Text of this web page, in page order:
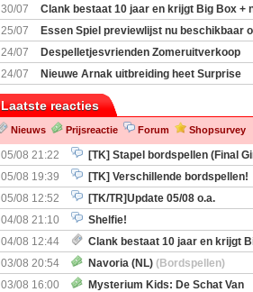
30/07
Clank bestaat 10 jaar en krijgt Big Box +
uitbreiding
25/07
Essen Spiel previewlijst nu beschikbaar
Boardgamegeek
24/07
Despelletjesvrienden Zomeruitverkoop
weekend van start
24/07
Nieuwe Arnak uitbreiding heet Surprise
Laatste reacties
Nieuws Prijsreactie Forum Shopsurvey
05/08 21:22
[TK] Stapel bordspellen (Final
Nemesis Retaliation, Zombicide Invader)
05/08 19:39
[TK] Verschillende bordspellen!
05/08 12:52
[TK/TR]Update 05/08 o.a.
Prijsverlagingen, Imperium Horizons, 20 Strong
04/08 21:10
Shelfie!
04/08 12:44
Clank bestaat 10 jaar en krijgt
+ nieuwe uitbreiding
03/08 20:54 Navoria (NL) (Bordspellen)
03/08 16:00
Mysterium Kids: De Schat Van